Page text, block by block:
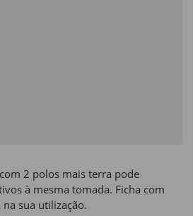
2 polos mais terra pode
à mesma tomada. Ficha com
sua utilização.